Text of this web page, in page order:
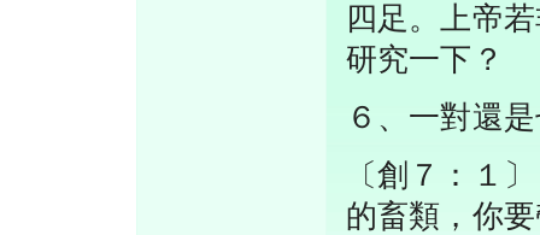
四足。上帝
研究一下？
６、一對還
〔創７：１
的畜類，你